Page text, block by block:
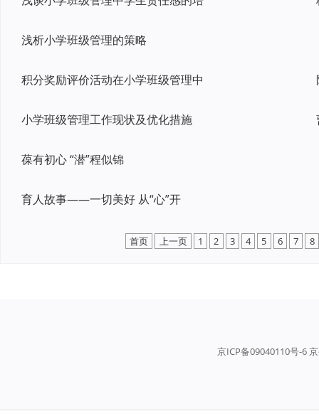
浅析小学班级管理的策略
积分奖励评价活动在小学班级管理中
小学班级管理工作现状及优化措施
葆有初心 “潜”程似锦
育人故事——一切美好 从“心”开
首页 上一页 1 2 3 4 5 6 7 8
京ICP备09040110号-6